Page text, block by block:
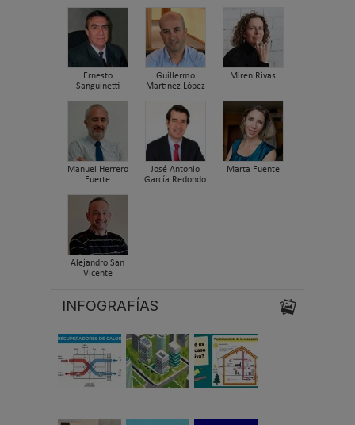
Ernesto
Sanguinetti
Guillermo
Martínez López
Miren Rivas
Manuel Herrero
Fuerte
José Antonio
García Redondo
Marta Fuente
Alejandro San
Vicente
INFOGRAFÍAS